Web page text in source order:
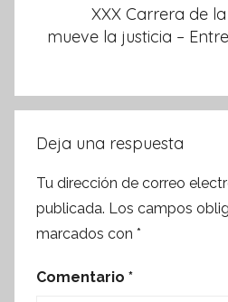
XXX Carrera de
mueve la justicia –
Deja una respuesta
Tu dirección de correo
publicada. Los campos
marcados con *
Comentario *